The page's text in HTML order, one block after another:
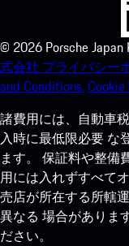
© 2026 Porsche Japan
式会社 プライバシー
and Conditions.Cookie
諸費用には、自動車
入時に最低限必要 な
ます。 保証料や整備
用には入れずすべて
売店が所在する所轄
異なる 場合がありま
ださい。